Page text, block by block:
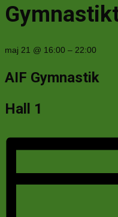
maj 21 @ 16:00 – 22:00
AIF Gymnastik
Hall 1